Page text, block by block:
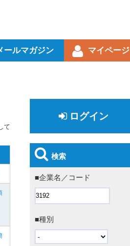
ールマガジン マイページ
て
ログイン
検索
■企業名／コード
■種別